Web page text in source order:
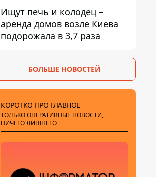
Ищут печь и колодец –
аренда домов возле Киева
подорожала в 3,7 раза
БОЛЬШЕ НОВОСТЕЙ
КОРОТКО ПРО ГЛАВНОЕ
ТОЛЬКО ОПЕРАТИВНЫЕ НОВОСТИ,
НИЧЕГО ЛИШНЕГО